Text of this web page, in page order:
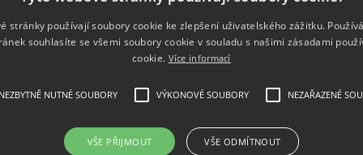
(DCV) accuracy (4ppm with…
+ option 0…
stránky používají soubory cookie ke zlepšení uživatelského zážitku.
souhlasíte se všemi soubory cookie v souladu s našimi zásadami
cookie. Více informací
NEZBYTNĚ NUTNÉ SOUBORY VÝKONOVÉ SOUBORY NEZAŘAZENÉ
VŠE PŘIJMOUT VŠE ODMÍTNOUT